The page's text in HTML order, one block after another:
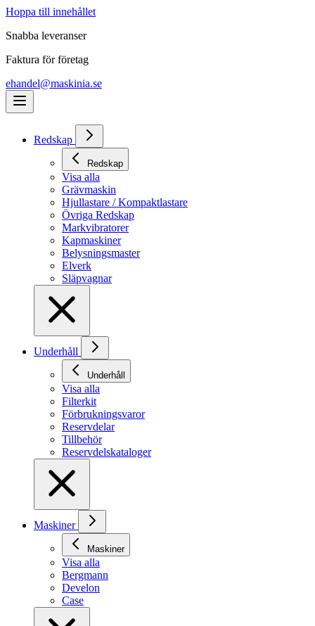
Hoppa till innehållet
Snabba leveranser
Faktura för företag
ehandel@maskinia.se
Redskap
Redskap
Visa alla
Grävmaskin
Hjullastare / Kompaktlastare
Övriga Redskap
Markvibratorer
Kapmaskiner
Belysningsmaster
Elverk
Släpvagnar
Underhåll
Underhåll
Visa alla
Filterkit
Förbrukningsvaror
Reservdelar
Tillbehör
Reservdelskataloger
Maskiner
Maskiner
Visa alla
Bergmann
Develon
Case